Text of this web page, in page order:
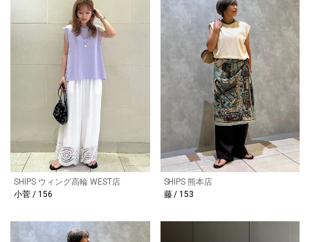
SHIPS ウィング高輪 WEST店
小菅 / 156
SHIPS 熊本店
藤 / 153